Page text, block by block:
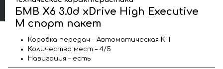
БМВ X6 3.0d xDrive High Executive
M спорт пакет
Коробка передач – Автоматическая КП
Количество мест – 4/5
Навигация – есть